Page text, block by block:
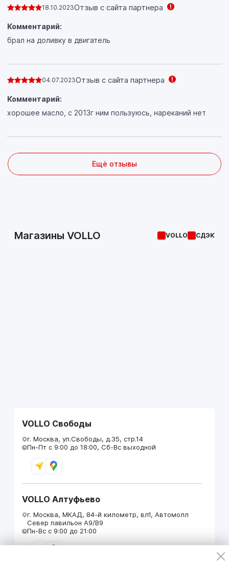
18.10.2023Отзыв с сайта партнера
Комментарий:
брал на доливку в двигатель
04.07.2023Отзыв с сайта партнера
Комментарий:
хорошее масло, с 2013г ним пользуюсь, нареканий нет
Ещё отзывы
Магазины VOLLO VOLLO СДЭК
VOLLO Свободы
г. Москва, ул.Свободы, д.35, стр.14
Пн-Пт с 9:00 до 18:00, Сб-Вс выходной
VOLLO Алтуфьево
г. Москва, МКАД, 84-й километр, вл1, Автомолл
Север павильон А9/В9
Пн-Вс с 9:00 до 21:00